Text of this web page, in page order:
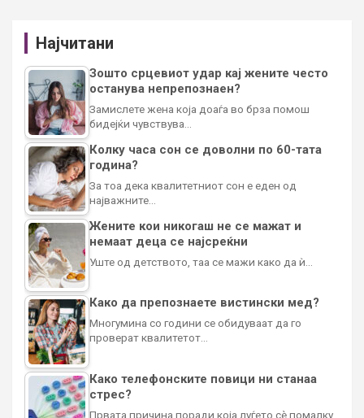
Најчитани
Зошто срцевиот удар кај жените често
останува непрепознаен?
Замислете жена која доаѓа во брза помош
бидејќи чувствува…
Колку часа сон се доволни по 60-тата
година?
За тоа дека квалитетниот сон е еден од
најважните…
Жените кои никогаш не се мажат и
немаат деца се најсреќни
Уште од детството, таа се мажи како да ѝ…
Како да препознаете вистински мед?
Многумина со години се обидуваат да го
проверат квалитетот…
Како телефонските повици ни станаа
стрес?
Првата причина поради која луѓето сè помалку